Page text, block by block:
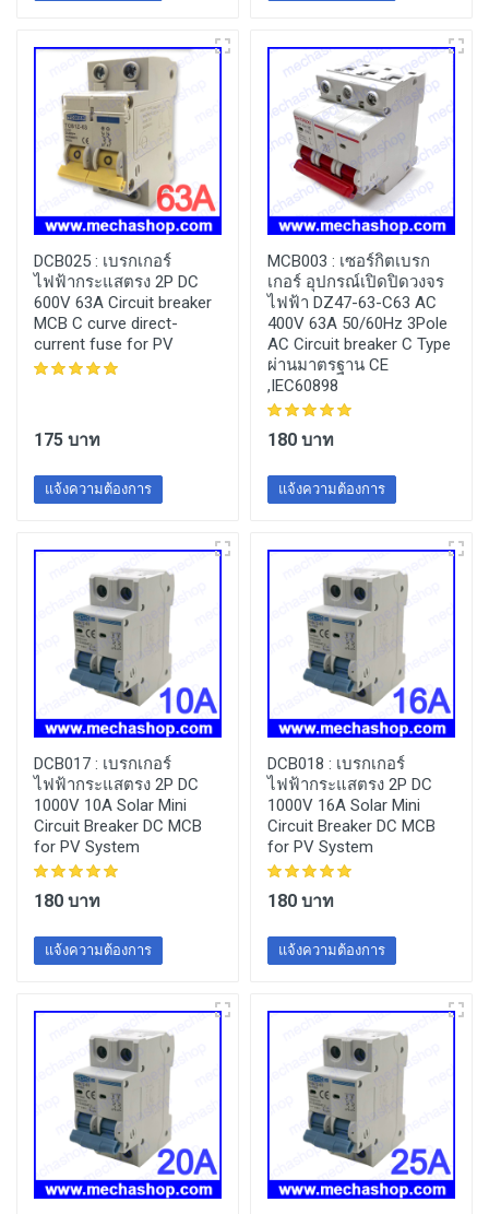
DCB025 : เบรกเกอร์
ไฟฟ้ากระแสตรง 2P DC
600V 63A Circuit breaker
MCB C curve direct-
current fuse for PV
175 บาท
แจ้งความต้องการ
MCB003 : เซอร์กิตเบรก
เกอร์ อุปกรณ์เปิดปิดวงจร
ไฟฟ้า DZ47-63-C63 AC
400V 63A 50/60Hz 3Pole
AC Circuit breaker C Type
ผ่านมาตรฐาน CE
,IEC60898
180 บาท
แจ้งความต้องการ
DCB017 : เบรกเกอร์
ไฟฟ้ากระแสตรง 2P DC
1000V 10A Solar Mini
Circuit Breaker DC MCB
for PV System
180 บาท
แจ้งความต้องการ
DCB018 : เบรกเกอร์
ไฟฟ้ากระแสตรง 2P DC
1000V 16A Solar Mini
Circuit Breaker DC MCB
for PV System
180 บาท
แจ้งความต้องการ